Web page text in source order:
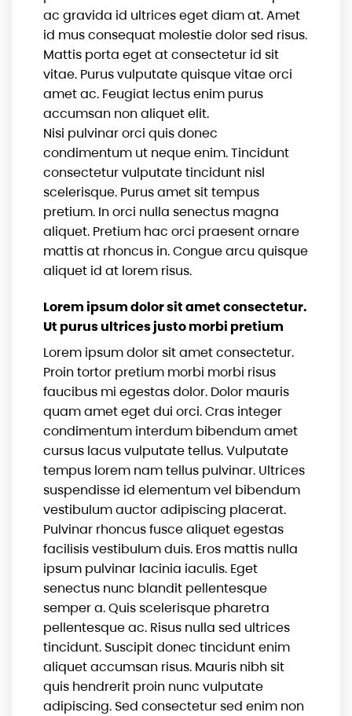
ac gravida id ultrices eget diam at. Amet
id mus consequat molestie dolor sed risus.
Mattis porta eget at consectetur id sit
vitae. Purus vulputate quisque vitae orci
amet ac. Feugiat lectus enim purus
accumsan non aliquet elit.
Nisi pulvinar orci quis donec
condimentum ut neque enim. Tincidunt
consectetur vulputate tincidunt nisl
scelerisque. Purus amet sit tempus
pretium. In orci nulla senectus magna
aliquet. Pretium hac orci praesent ornare
mattis at rhoncus in. Congue arcu quisque
aliquet id at lorem risus.
Lorem ipsum dolor sit amet consectetur.
Ut purus ultrices justo morbi pretium
Lorem ipsum dolor sit amet consectetur.
Proin tortor pretium morbi morbi risus
faucibus mi egestas dolor. Dolor mauris
quam amet eget dui orci. Cras integer
condimentum interdum bibendum amet
cursus lacus vulputate tellus. Vulputate
tempus lorem nam tellus pulvinar. Ultrices
suspendisse id elementum vel bibendum
vestibulum auctor adipiscing placerat.
Pulvinar rhoncus fusce aliquet egestas
facilisis vestibulum duis. Eros mattis nulla
ipsum pulvinar lacinia iaculis. Eget
senectus nunc blandit pellentesque
semper a. Quis scelerisque pharetra
pellentesque ac. Risus nulla sed ultrices
tincidunt. Suscipit donec tincidunt enim
aliquet accumsan risus. Mauris nibh sit
quis hendrerit proin nunc vulputate
adipiscing. Sed consectetur sed enim non